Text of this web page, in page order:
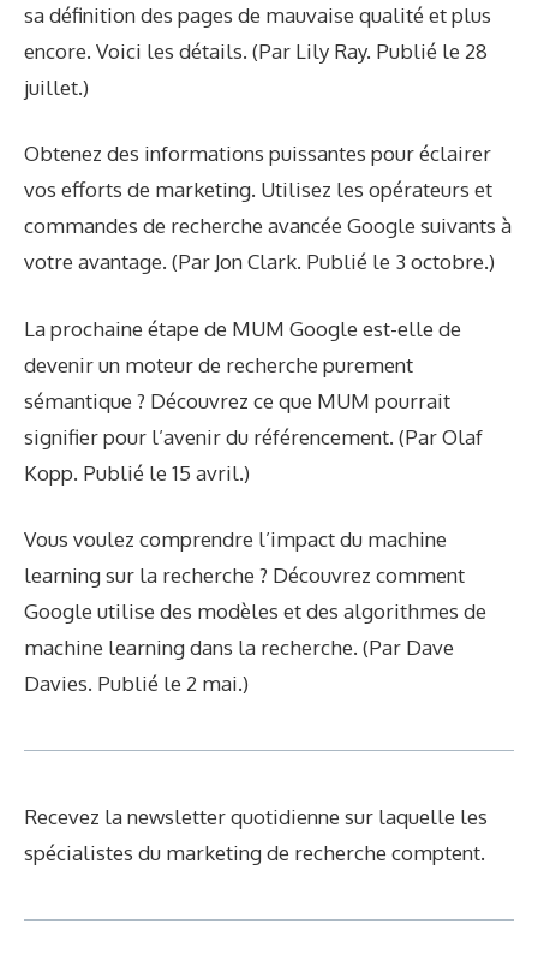
sa définition des pages de mauvaise qualité et plus
encore. Voici les détails. (Par Lily Ray. Publié le 28
juillet.)
Obtenez des informations puissantes pour éclairer
vos efforts de marketing. Utilisez les opérateurs et
commandes de recherche avancée Google suivants à
votre avantage. (Par Jon Clark. Publié le 3 octobre.)
La prochaine étape de MUM Google est-elle de
devenir un moteur de recherche purement
sémantique ? Découvrez ce que MUM pourrait
signifier pour l’avenir du référencement. (Par Olaf
Kopp. Publié le 15 avril.)
Vous voulez comprendre l’impact du machine
learning sur la recherche ? Découvrez comment
Google utilise des modèles et des algorithmes de
machine learning dans la recherche. (Par Dave
Davies. Publié le 2 mai.)
Recevez la newsletter quotidienne sur laquelle les
spécialistes du marketing de recherche comptent.